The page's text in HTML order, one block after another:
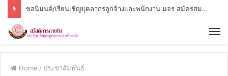
ขอนิมนต์/เรียนเชิญบุคลากรลูกจ้างและพนักงาน มจร สมัครสมาชิกการฌาปนกิจสงเคราะห์
Home / ประชาสัมพันธ์